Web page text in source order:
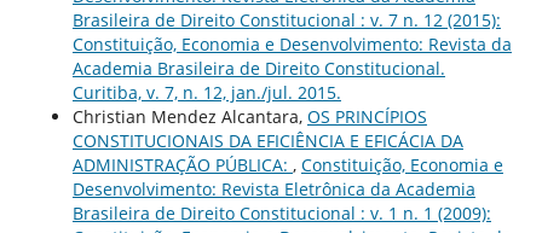
Brasileira de Direito Constitucional : v. 7 n. 12 (2015):
Constituição, Economia e Desenvolvimento: Revista da
Academia Brasileira de Direito Constitucional.
Curitiba, v. 7, n. 12, jan./jul. 2015.
Christian Mendez Alcantara, OS PRINCÍPIOS
CONSTITUCIONAIS DA EFICIÊNCIA E EFICÁCIA DA
ADMINISTRAÇÃO PÚBLICA: , Constituição, Economia e
Desenvolvimento: Revista Eletrônica da Academia
Brasileira de Direito Constitucional : v. 1 n. 1 (2009):